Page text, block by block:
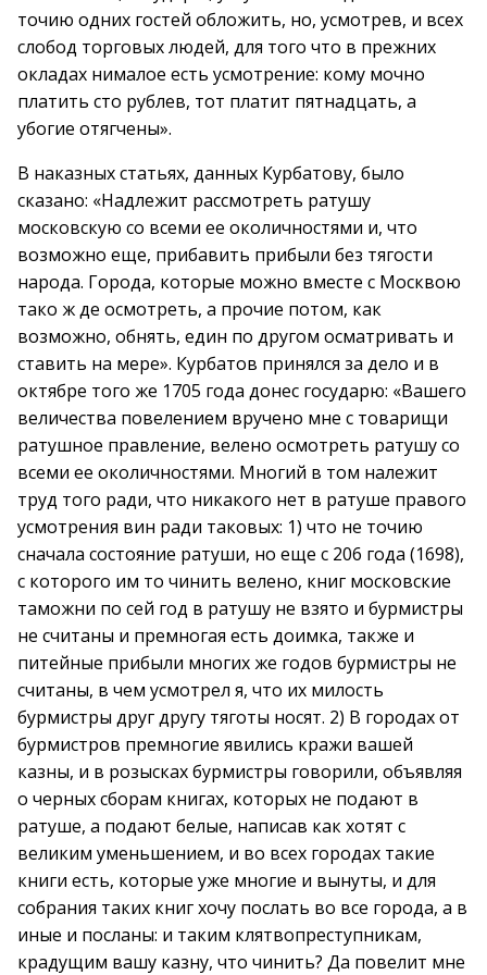
точию одних гостей обложить, но, усмотрев, и всех
слобод торговых людей, для того что в прежних
окладах нималое есть усмотрение: кому мочно
платить сто рублев, тот платит пятнадцать, а
убогие отягчены».
В наказных статьях, данных Курбатову, было
сказано: «Надлежит рассмотреть ратушу
московскую со всеми ее околичностями и, что
возможно еще, прибавить прибыли без тягости
народа. Города, которые можно вместе с Москвою
тако ж де осмотреть, а прочие потом, как
возможно, обнять, един по другом осматривать и
ставить на мере». Курбатов принялся за дело и в
октябре того же 1705 года донес государю: «Вашего
величества повелением вручено мне с товарищи
ратушное правление, велено осмотреть ратушу со
всеми ее околичностями. Многий в том належит
труд того ради, что никакого нет в ратуше правого
усмотрения вин ради таковых: 1) что не точию
сначала состояние ратуши, но еще с 206 года (1698),
с которого им то чинить велено, книг московские
таможни по сей год в ратушу не взято и бурмистры
не считаны и премногая есть доимка, также и
питейные прибыли многих же годов бурмистры не
считаны, в чем усмотрел я, что их милость
бурмистры друг другу тяготы носят. 2) В городах от
бурмистров премногие явились кражи вашей
казны, и в розысках бурмистры говорили, объявляя
о черных сборам книгах, которых не подают в
ратуше, а подают белые, написав как хотят с
великим уменьшением, и во всех городах такие
книги есть, которые уже многие и вынуты, и для
собрания таких книг хочу послать во все города, а в
иные и посланы: и таким клятвопреступникам,
крадущим вашу казну, что чинить? Да повелит мне